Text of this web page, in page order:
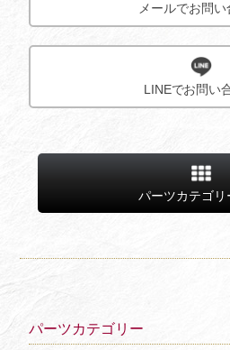
メールでお問
LINEでお問い
パーツカテゴリ
パーツカテゴリー